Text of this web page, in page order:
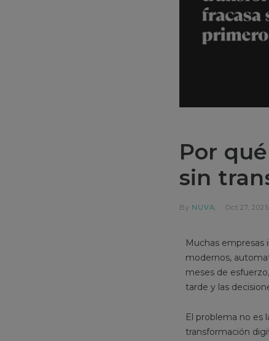
Por
sin
By NUVA Oct 27, 2025
Muchas empresas
modernos,
meses de
tarde y las
El problema no es
transformación